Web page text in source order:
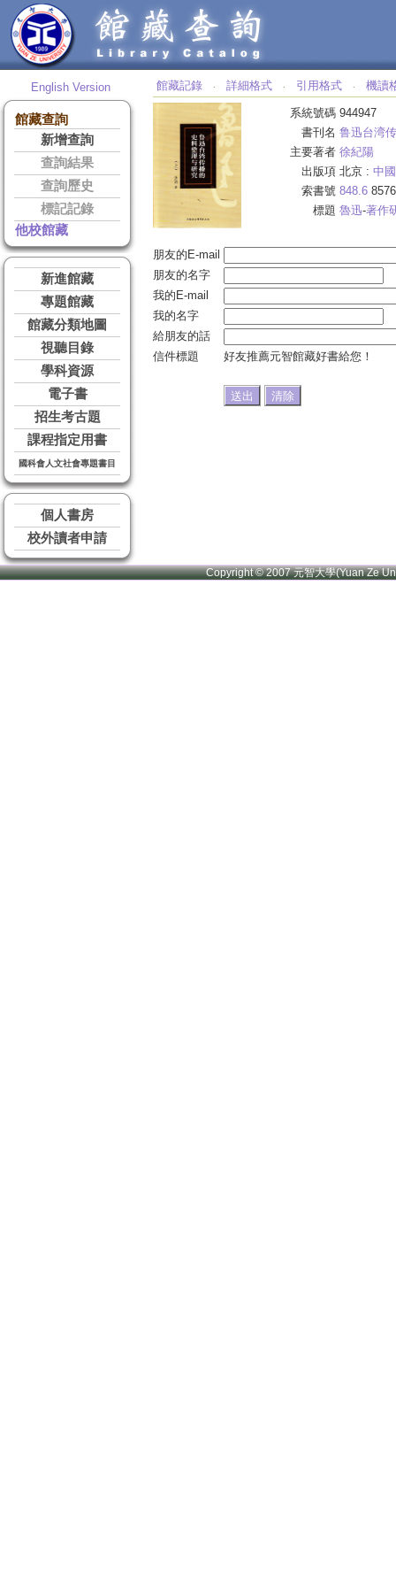
English Version
館藏查詢
新增查詢
查詢結果
查詢歷史
標記記錄
他校館藏
新進館藏
專題館藏
館藏分類地圖
視聽目錄
學科資源
電子書
招生考古題
課程指定用書
國科會人文社會專題書目
個人書房
校外讀者申請
館藏記錄 ‧ 詳細格式 ‧ 引用格式 ‧ 機讀
系統號碼 944947
書刊名 鲁迅台湾
主要著者 徐紀陽
出版項 北京 : 中
索書號 848.6 8576
標題 魯迅-著作
朋友的E-mail
朋友的名字
我的E-mail
我的名字
給朋友的話
信件標題
好友推薦元智館藏好書給您！
Copyright © 2007 元智大學(Yuan Ze